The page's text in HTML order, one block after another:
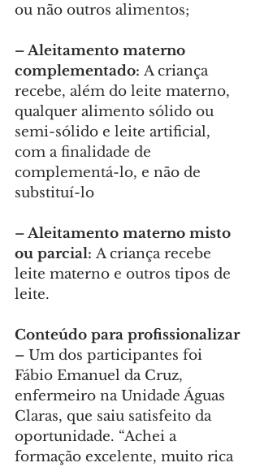
ou não outros alimentos;
– Aleitamento materno
complementado: A criança
recebe, além do leite materno,
qualquer alimento sólido ou
semi-sólido e leite artificial,
com a finalidade de
complementá-lo, e não de
substituí-lo
– Aleitamento materno misto
ou parcial: A criança recebe
leite materno e outros tipos de
leite.
Conteúdo para profissionalizar
– Um dos participantes foi
Fábio Emanuel da Cruz,
enfermeiro na Unidade Águas
Claras, que saiu satisfeito da
oportunidade. “Achei a
formação excelente, muito rica